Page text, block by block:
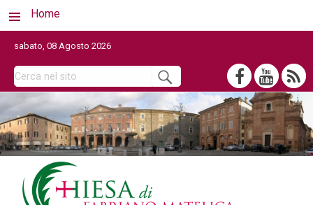
Home
sabato, 08 Agosto 2026